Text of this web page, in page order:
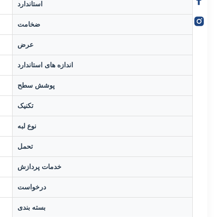
استاندارد
ضخامت
عرض
اندازه های استاندارد
پوشش سطح
تکنیک
نوع لبه
تحمل
خدمات پردازش
درخواست
بسته بندی